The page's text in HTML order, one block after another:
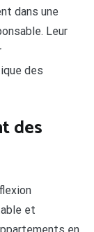
dans une
Leur
des
des
et